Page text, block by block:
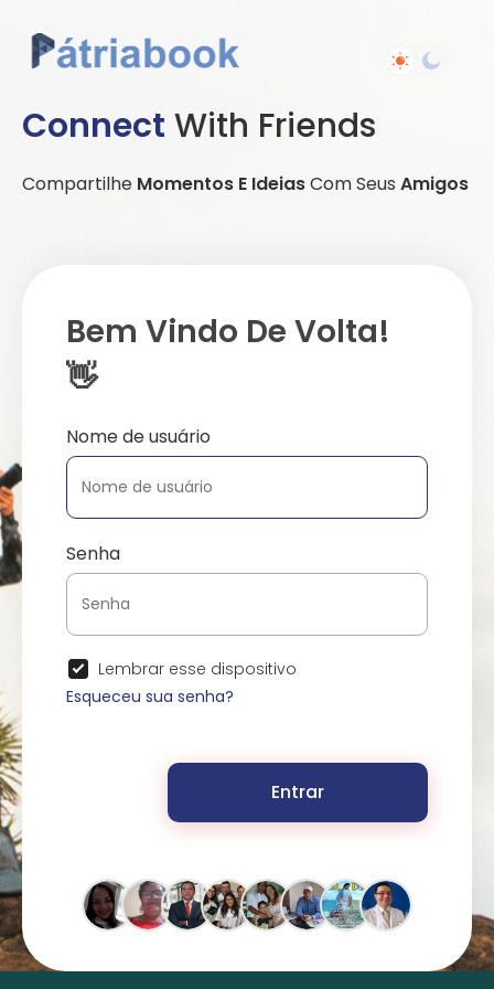
Connect With Friends
Compartilhe Momentos E IdeiasCom Seus Amigos
Bem Vindo De Volta!
👋
Nome de usuário
Senha
Lembrar esse dispositivo
Esqueceu sua senha?
Entrar